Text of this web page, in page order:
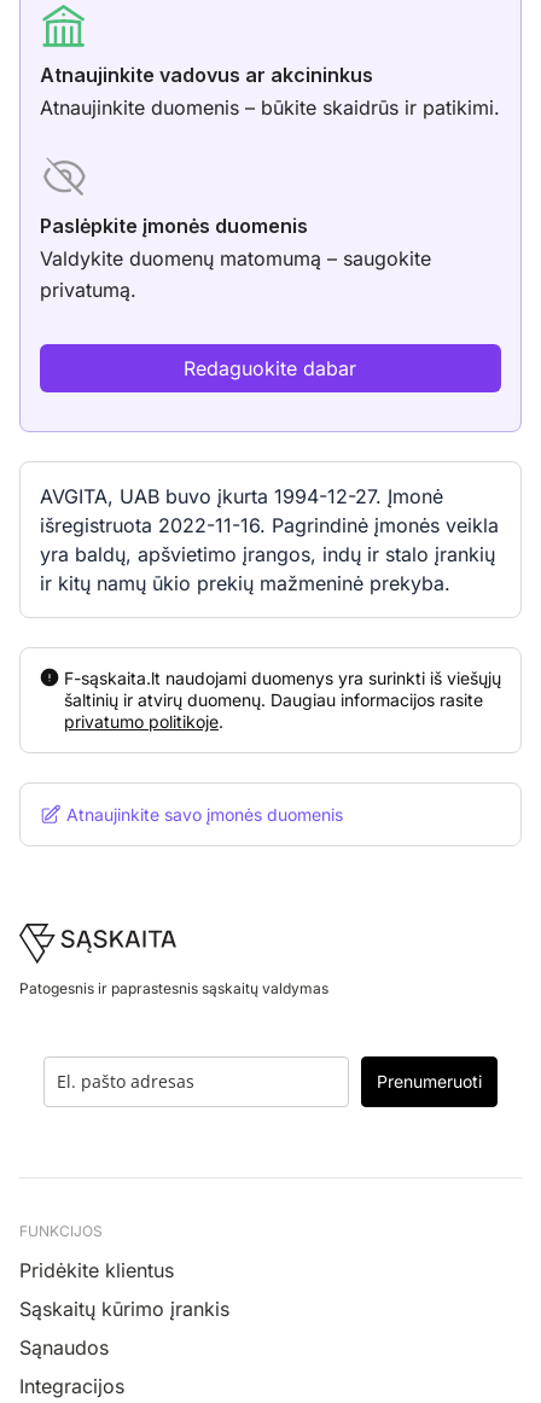
Atnaujinkite vadovus ar akcininkus
Atnaujinkite duomenis – būkite skaidrūs ir patikimi.
Paslėpkite įmonės duomenis
Valdykite duomenų matomumą – saugokite
privatumą.
Redaguokite dabar
AVGITA, UAB buvo įkurta 1994-12-27. Įmonė
išregistruota 2022-11-16. Pagrindinė įmonės veikla
yra baldų, apšvietimo įrangos, indų ir stalo įrankių
ir kitų namų ūkio prekių mažmeninė prekyba.
F-sąskaita.lt naudojami duomenys yra surinkti iš viešųjų
šaltinių ir atvirų duomenų. Daugiau informacijos rasite
privatumo politikoje.
Atnaujinkite savo įmonės duomenis
Footer
Patogesnis ir paprastesnis sąskaitų valdymas
Prenumeruoti
FUNKCIJOS
Pridėkite klientus
Sąskaitų kūrimo įrankis
Sąnaudos
Integracijos